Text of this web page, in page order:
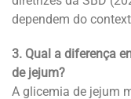
dependem do
3. Qual a diferença
de jejum?
A glicemia de jejum